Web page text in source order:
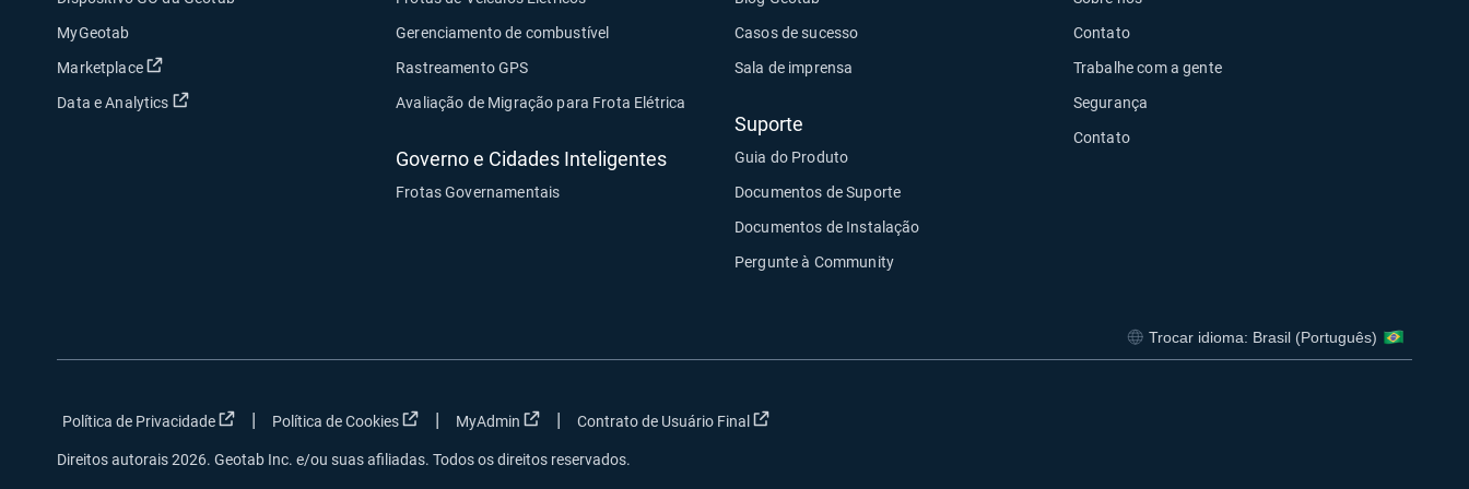
MyGeotab
Marketplace
Abrir em uma nova janela
Data e Analytics Abrir em uma nova janela
Gerenciamento de combustível
Rastreamento GPS
Avaliação de Migração para Frota Elétrica
Governo e Cidades Inteligentes
Frotas Governamentais
Casos de sucesso
Sala de imprensa
Suporte
Guia do Produto
Documentos de Suporte
Documentos de Instalação
Pergunte à Community
Contato
Trabalhe com a gente
Segurança
Contato
Trocar idioma: Brasil (Português)
Política de Privacidade Abrir em uma nova janela
| Política de Cookies Abrir em uma nova janela
| MyAdmin Abrir em uma nova janela
| Contrato de Usuário Final Abrir em uma nova janela
Direitos autorais 2026. Geotab Inc. e/ou suas afiliadas. Todos os direitos reservados.